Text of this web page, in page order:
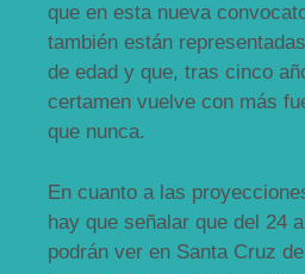
que en esta nueva
también están
de edad y que, tras cinco
certamen vuelve con más
que nunca.
En cuanto a las
hay que señalar que del 24
podrán ver en Santa Cruz